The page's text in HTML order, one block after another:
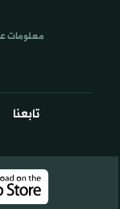
تابعنا
معلومات